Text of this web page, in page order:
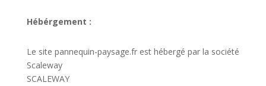
Hébérgement :
Le site pannequin-paysage.fr est hébergé par la société
Scaleway
SCALEWAY